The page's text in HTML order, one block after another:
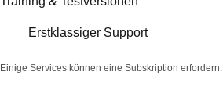
Erstklassiger Support
Einige Services können eine Subskription erfordern.